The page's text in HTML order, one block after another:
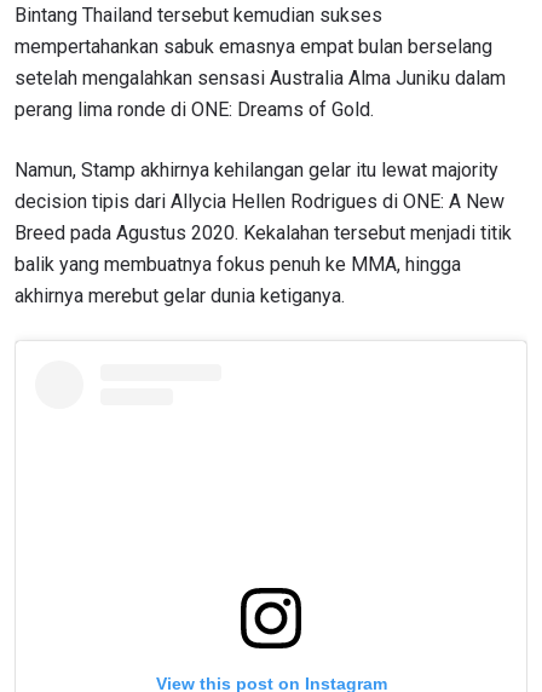
Bintang Thailand tersebut kemudian sukses
mempertahankan sabuk emasnya empat bulan berselang
setelah mengalahkan sensasi Australia Alma Juniku dalam
perang lima ronde di ONE: Dreams of Gold.
Namun, Stamp akhirnya kehilangan gelar itu lewat majority
decision tipis dari Allycia Hellen Rodrigues di ONE: A New
Breed pada Agustus 2020. Kekalahan tersebut menjadi titik
balik yang membuatnya fokus penuh ke MMA, hingga
akhirnya merebut gelar dunia ketiganya.
View this post on Instagram